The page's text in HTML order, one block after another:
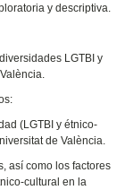
y descriptiva.
LGTBI y
(LGTBI y étnico-
de València.
así como los factores
cultural en la